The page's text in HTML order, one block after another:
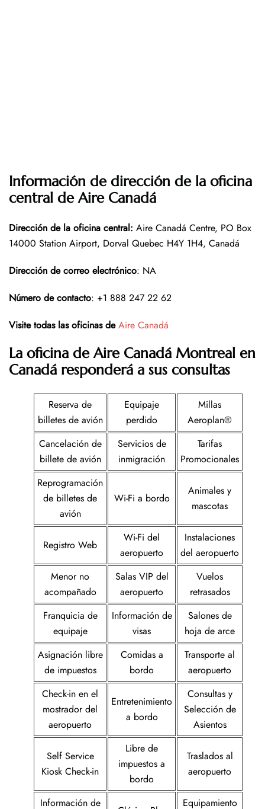
Información de dirección de la oficina
central de Aire Canadá
Dirección de la oficina central: Aire Canadá Centre, PO Box
14000 Station Airport, Dorval Quebec H4Y 1H4, Canadá
Dirección de correo electrónico: NA
Número de contacto: +1 888 247 22 62
Visite todas las oficinas de Aire Canadá
La oficina de Aire Canadá Montreal en
Canadá responderá a sus consultas
Reserva de
billetes de avión
Equipaje
perdido
Millas
Aeroplan®
Cancelación de
billete de avión
Servicios de
inmigración
Tarifas
Promocionales
Reprogramación
de billetes de
avión
Wi-Fi a bordo
Animales y
mascotas
Registro Web
Wi-Fi del
aeropuerto
Instalaciones
del aeropuerto
Menor no
acompañado
Salas VIP del
aeropuerto
Vuelos
retrasados
Franquicia de
equipaje
Información de
visas
Salones de
hoja de arce
Asignación libre
de impuestos
Comidas a
bordo
Transporte al
aeropuerto
Check-in en el
mostrador del
aeropuerto
Entretenimiento
a bordo
Consultas y
Selección de
Asientos
Self Service
Kiosk Check-in
Libre de
impuestos a
bordo
Traslados al
aeropuerto
Información de Equipamiento